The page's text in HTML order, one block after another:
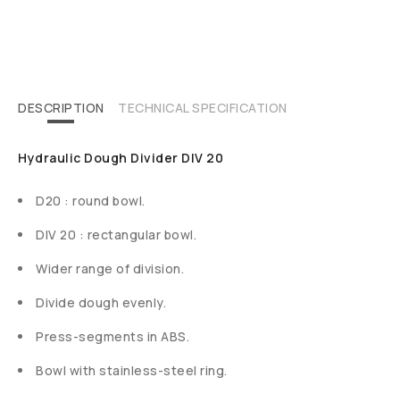
DESCRIPTION TECHNICAL SPECIFICATION
Hydraulic Dough Divider DIV 20
D20 : round bowl.
DIV 20 : rectangular bowl.
Wider range of division.
Divide dough evenly.
Press-segments in ABS.
Bowl with stainless-steel ring.